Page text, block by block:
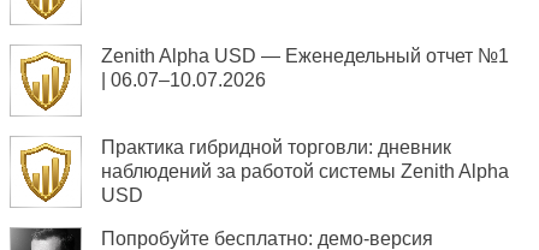
Zenith Alpha USD — Еженедельный отчет №1
| 06.07–10.07.2026
Практика гибридной торговли: дневник
наблюдений за работой системы Zenith Alpha
USD
Попробуйте бесплатно: демо-версия